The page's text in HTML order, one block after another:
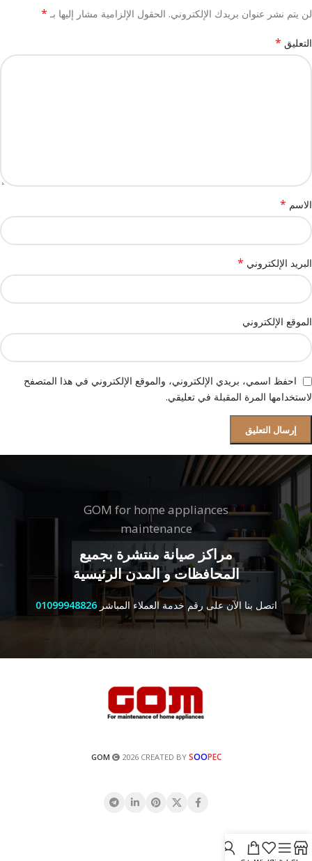
لن يتم نشر عنوان بريدك الإلكتروني. الحقول الإلزامية مشار إليها بـ *
التعليق *
الاسم *
البريد الإلكتروني *
الموقع الإلكتروني
احفظ اسمي، بريدي الإلكتروني، والموقع الإلكتروني في هذا المتصفح
لاستخدامها المرة المقبلة في تعليقي.
GOM for home appliances
maintenance
مراكز صيانة منتشرة بجميع
المحافظات و المدن الرئيسية
اتصل بنا الآن على رقم خدمة العملاء المباشر 01099948826
GOM 2026 CREATED BY SOOPEC